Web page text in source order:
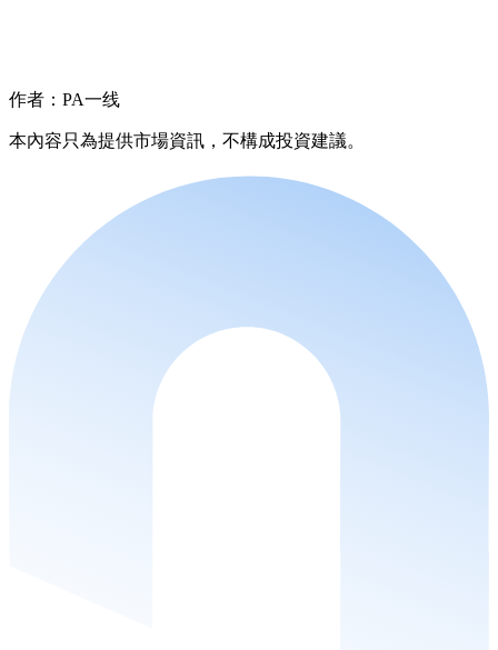
作者：PA一线
本內容只為提供市場資訊，不構成投資建議。